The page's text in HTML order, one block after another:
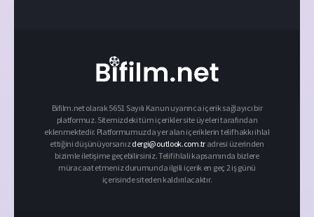
Bifilm.net olarak 5651 Sayılı Kanun uyarınca içerik sağlayıcı bir
platformuz. Sitemizdeki tüm içerikler site üyeleri tarafından
eklenmektedir. Platformumuzda yer alan içeriklerin telif hakkı ihlal
ettiğini düşünüyorsanızdergi@outlook.com.tr adresi üzerinden
bizimle iletişime geçebilirsiniz. Telif ihlali kapsamında bizlere
müracaat etmeniz durumunda ilgili içerik en geç 2 iş günü
içerisinde siteden kaldırılacaktır.